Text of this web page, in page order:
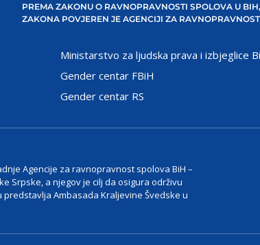
PREMA ZAKONU O RAVNOPRAVNOSTI SPOLOVA U
ZAKONA POVJEREN JE AGENCIJI ZA
Ministarstvo za ljudska prava i izbjeglice
Gender centar FBiH
Gender centar RS
Agencije za ravnopravnost spolova BiH –
Srpske, a njegov je cilj da osigura održivu
Ambasada Kraljevine Švedske u